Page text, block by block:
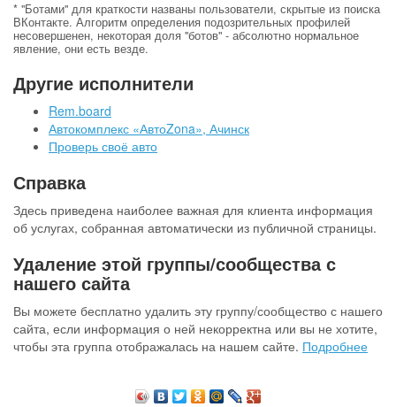
* "Ботами" для краткости названы пользователи, скрытые из поиска
ВКонтакте. Алгоритм определения подозрительных профилей
несовершенен, некоторая доля "ботов" - абсолютно нормальное
явление, они есть везде.
Другие исполнители
Rem.board
Автокомплекс «АвтоZona», Ачинск
Проверь своё авто
Справка
Здесь приведена наиболее важная для клиента информация
об услугах, собранная автоматически из публичной страницы.
Удаление этой группы/сообщества с
нашего сайта
Вы можете бесплатно удалить эту группу/сообщество с нашего
сайта, если информация о ней некорректна или вы не хотите,
чтобы эта группа отображалась на нашем сайте. Подробнее